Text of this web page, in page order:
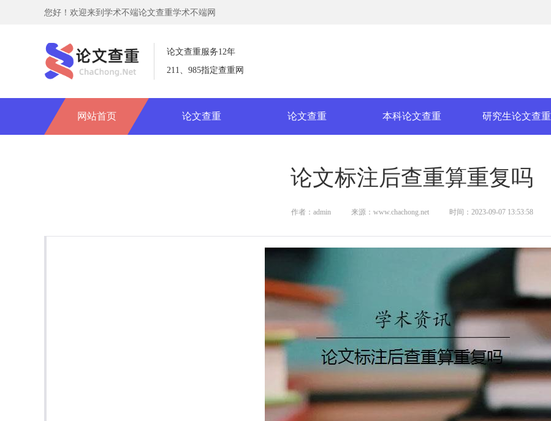
您好！欢迎来到学术不端论文查重学术不端网
网站首页 论文查重 论文查重 本科论文查重 研究生论文查重
论文查重服务12年
211、985指定查重网
论文标注后查重算重复吗
作者：admin 来源：www.chachong.net 时间：2023-09-07 13:53:58